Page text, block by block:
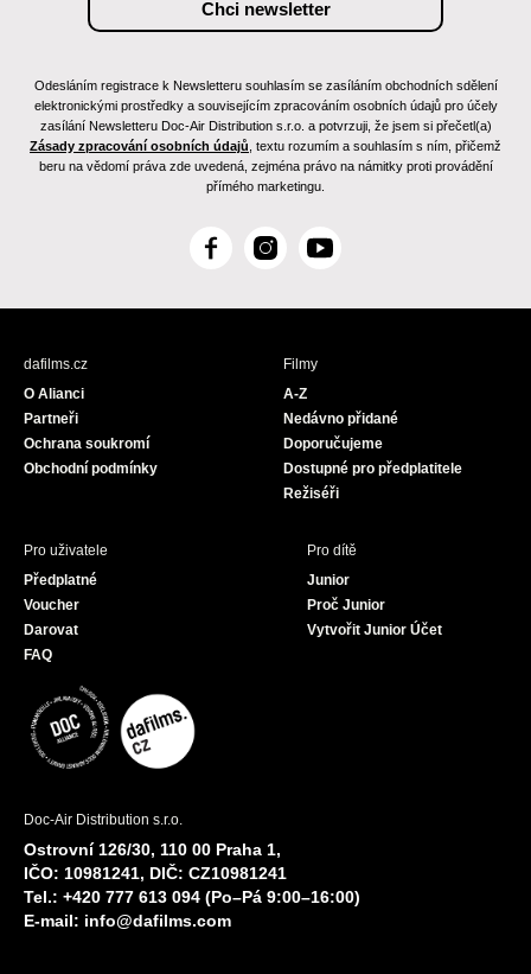
Odesláním registrace k Newsletteru souhlasím se zasíláním obchodních sdělení
elektronickými prostředky a souvisejícím zpracováním osobních údajů pro účely
zasílání Newsletteru Doc-Air Distribution s.r.o. a potvrzuji, že jsem si přečetl(a)
Zásady zpracování osobních údajů , textu rozumím a souhlasím s ním, přičemž
beru na vědomí práva zde uvedená, zejména právo na námitky proti provádění
přímého marketingu.
F
c
I
s
Y
u
dafilms.cz
O Alianci
Partneři
Ochrana soukromí
Obchodní podmínky
Filmy
A-Z
Nedávno přidané
Doporučujeme
Dostupné pro předplatitele
Režiséři
Pro uživatele
Předplatné
Voucher
Darovat
FAQ
Pro dítě
Junior
Proč Junior
Vytvořit Junior Účet
Doc-Air Distribution s.r.o.
Ostrovní 126/30, 110 00 Praha 1,
IČO: 10981241, DIČ: CZ10981241
Tel.: +420 777 613 094 (Po–Pá 9:00–16:00)
E-mail: info@dafilms.com